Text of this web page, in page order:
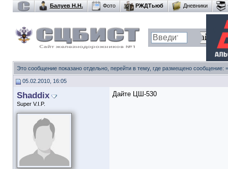
Балуев Н.Н. Фото РЖДТьюб Дневники
Это сообщение показано отдельно, перейти в тему, где размещено сообщение:
05.02.2010, 16:05
Shaddix
Super V.I.P.
Дайте ЦШ-530